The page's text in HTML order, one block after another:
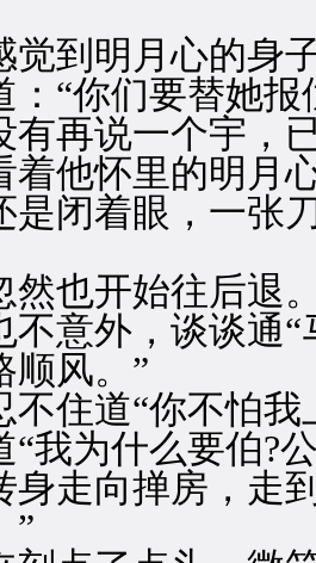
到明月心的身
“你们要替她报
再说一个宇，
怀里的明月心
着眼，一张刀
也开始往后退
外，谈谈通“
顺风。”
道“你不怕我
为什么要伯?公
向掸房，走到
”